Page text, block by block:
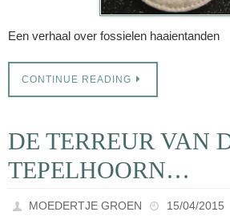
Een verhaal over fossielen haaientanden
CONTINUE READING
DE TERREUR VAN
TEPELHOORN…
MOEDERTJE GROEN 15/04/2015